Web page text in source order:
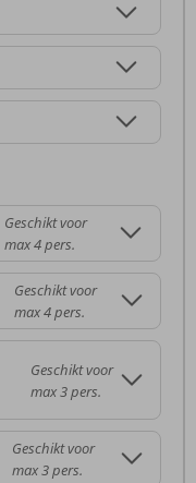
Geschikt voor
max 4 pers.
Geschikt voor
max 4 pers.
Geschikt voor
max 3 pers.
Geschikt voor
max 3 pers.